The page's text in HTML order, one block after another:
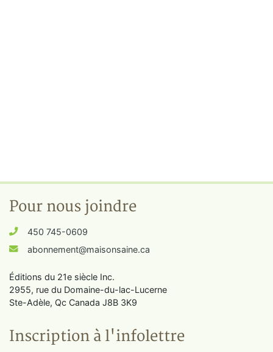
Pour nous joindre
450 745-0609
abonnement@maisonsaine.ca
Éditions du 21e siècle Inc.
2955, rue du Domaine-du-lac-Lucerne
Ste-Adèle, Qc Canada J8B 3K9
Inscription à l'infolettre